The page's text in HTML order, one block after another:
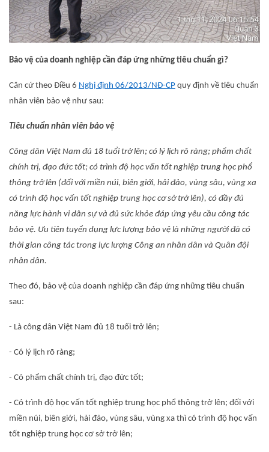
Bảo vệ của doanh nghiệp cần đáp ứng những tiêu chuẩn gì?
Căn cứ theo Điều 6 Nghị định 06/2013/NĐ-CP quy định về tiêu chuẩn
nhân viên bảo vệ như sau:
Tiêu chuẩn nhân viên bảo vệ
Công dân Việt Nam đủ 18 tuổi trở lên; có lý lịch rõ ràng; phẩm chất
chính trị, đạo đức tốt; có trình độ học vấn tốt nghiệp trung học phổ
thông trở lên (đối với miền núi, biên giới, hải đảo, vùng sâu, vùng xa
có trình độ học vấn tốt nghiệp trung học cơ sở trở lên), có đầy đủ
năng lực hành vi dân sự và đủ sức khỏe đáp ứng yêu cầu công tác
bảo vệ. Ưu tiên tuyển dụng lực lượng bảo vệ là những người đã có
thời gian công tác trong lực lượng Công an nhân dân và Quân đội
nhân dân.
Theo đó, bảo vệ của doanh nghiệp cần đáp ứng những tiêu chuẩn
sau:
- Là công dân Việt Nam đủ 18 tuổi trở lên;
- Có lý lịch rõ ràng;
- Có phẩm chất chính trị, đạo đức tốt;
- Có trình độ học vấn tốt nghiệp trung học phổ thông trở lên; đối với
miền núi, biên giới, hải đảo, vùng sâu, vùng xa thì có trình độ học vấn
tốt nghiệp trung học cơ sở trở lên;